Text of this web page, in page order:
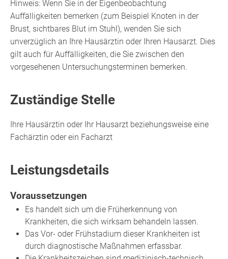
Hinweis: Wenn Sie in der Eigenbeobachtung
Auffälligkeiten bemerken (zum Beispiel Knoten in der
Brust, sichtbares Blut im Stuhl), wenden Sie sich
unverzüglich an Ihre Hausärztin oder Ihren Hausarzt. Dies
gilt auch fürAuffälligkeiten, die Sie zwischen den
vorgesehenen Untersuchungsterminen bemerken.
Zuständige Stelle
Ihre Hausärztin oder Ihr Hausarzt beziehungsweise eine
Fachärztin oder ein Facharzt
Leistungsdetails
Voraussetzungen
Es handelt sich um die Früherkennung von
Krankheiten, die sich wirksam behandeln lassen.
Das Vor- oder Frühstadium dieser Krankheiten ist
durch diagnostische Maßnahmen erfassbar.